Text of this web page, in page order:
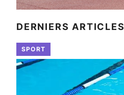
DERNIERS ARTICLES
SPORT